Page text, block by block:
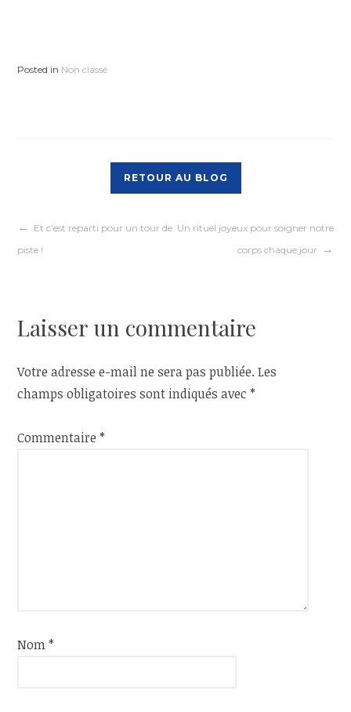
Posted in Non classé
RETOUR AU BLOG
Navigation
l’article
Et c’est reparti pour un tour de
piste !
Un rituel joyeux pour soigner notre
corps chaque jour
Laisser un commentaire
Votre adresse e-mail ne sera pas publiée. Les
champs obligatoires sont indiqués avec*
Commentaire*
Nom*